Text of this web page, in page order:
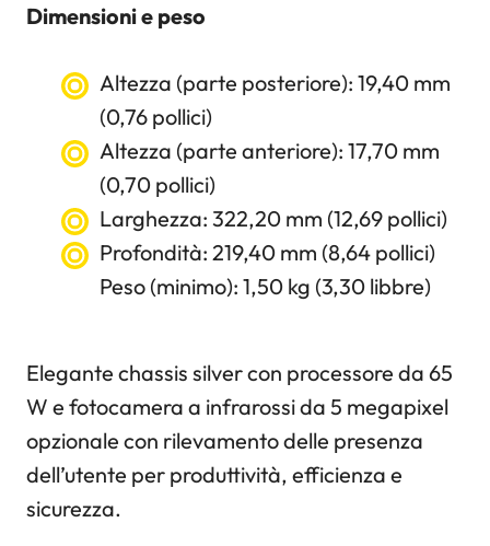
Dimensioni e peso
Altezza (parte posteriore): 19,40 mm
(0,76 pollici)
Altezza (parte anteriore): 17,70 mm
(0,70 pollici)
Larghezza: 322,20 mm (12,69 pollici)
Profondità: 219,40 mm (8,64 pollici)
Peso (minimo): 1,50 kg (3,30 libbre)
Elegante chassis silver con processore da 65
W e fotocamera a infrarossi da 5 megapixel
opzionale con rilevamento delle presenza
dell’utente per produttività, efficienza e
sicurezza.